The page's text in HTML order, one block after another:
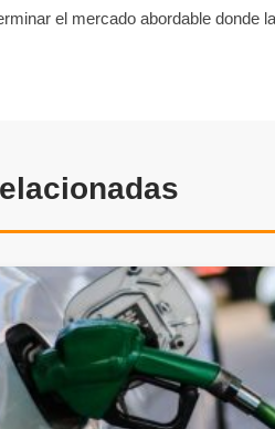
el mercado abordable donde